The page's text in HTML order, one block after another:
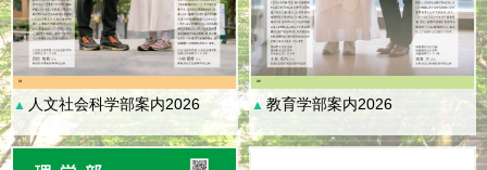
▲ 人文社会科学部案内2026 ▲ 教育学部案内2026